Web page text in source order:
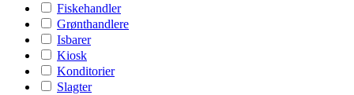
Fiskehandler
Grønthandlere
Isbarer
Kiosk
Konditorier
Slagter